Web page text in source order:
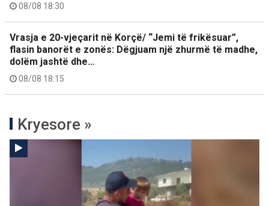
08/08 18:30
Vrasja e 20-vjeçarit në Korçë/ “Jemi të frikësuar”,
flasin banorët e zonës: Dëgjuam një zhurmë të madhe,
dolëm jashtë dhe…
08/08 18:15
Kryesore »